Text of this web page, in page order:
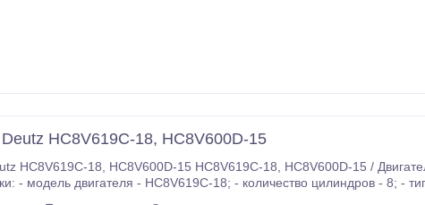
HC8V619C-18, HC8V600D-15
HC8V600D-15 / Двигатель / Engine Состояние: новый Технические
- HC8V619C-18; - количество цилиндров - 8; - тип топлива - дизельное; - рабочий объем - 15,